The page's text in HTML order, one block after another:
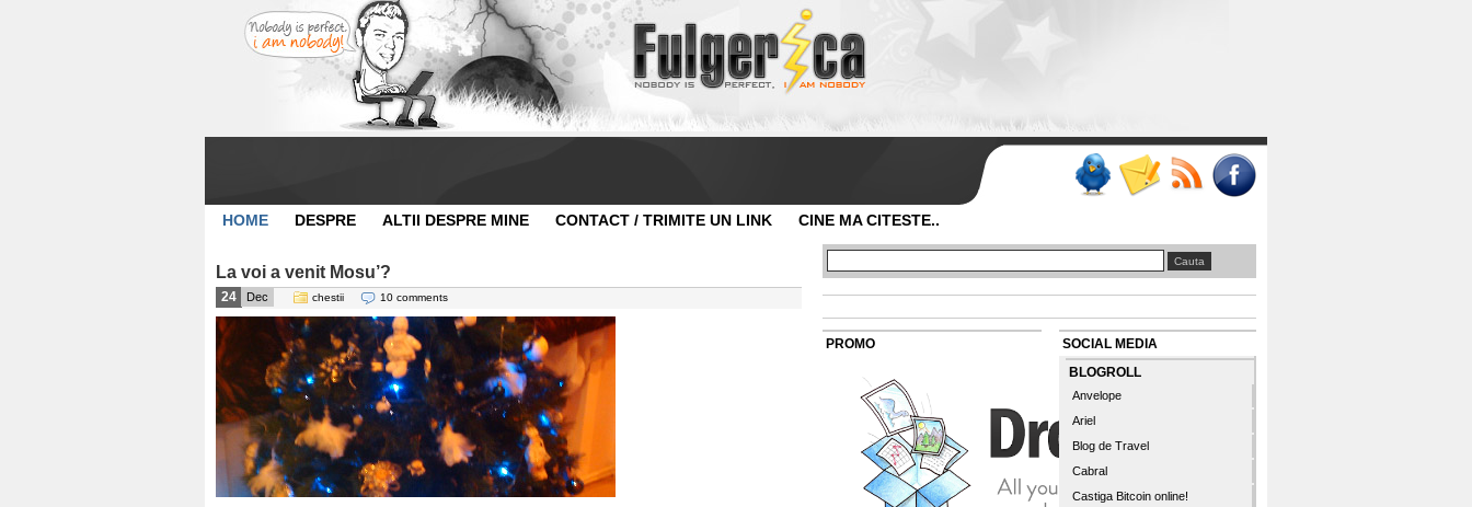
HOME DESPRE ALTII DESPRE MINE CONTACT / TRIMITE UN LINK CINE MA CITESTE..
La voi a venit Mosu’?
24 Dec chestii 10 comments
PROMO
SOCIAL MEDIA
BLOGROLL
Anvelope
Ariel
Blog de Travel
Cabral
Castiga Bitcoin online!